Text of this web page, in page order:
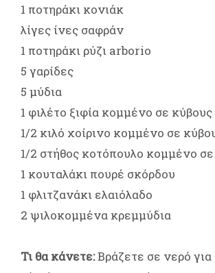
1 ποτηράκι κονιάκ
λίγες ίνες σαφράν
1 ποτηράκι ρύζι arborio
5 γαρίδες
5 μύδια
1 φιλέτο ξιφία κομμένο σε κύβους
1/2 κιλό χοίρινο κομμένο σε
1/2 στήθος κοτόπουλο κομμένο
1 κουταλάκι πουρέ σκόρδου
1 φλιτζανάκι ελαιόλαδο
2 ψιλοκομμένα κρεμμύδια
Τι θα κάνετε:Βράζετε σε νερό για